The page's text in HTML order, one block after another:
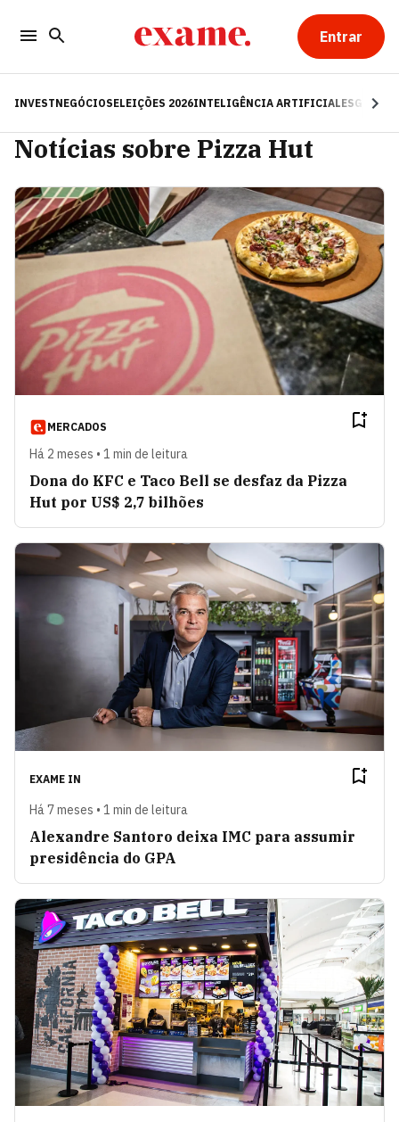
Entrar
INVESTNEGÓCIOSELEIÇÕES 2026INTELIGÊNCIA ARTIFICIALESG
Notícias sobre Pizza Hut
MERCADOS
Há 2 meses • 1 min de leitura
Dona do KFC e Taco Bell se desfaz da Pizza
Hut por US$ 2,7 bilhões
EXAME IN
Há 7 meses • 1 min de leitura
Alexandre Santoro deixa IMC para assumir
presidência do GPA